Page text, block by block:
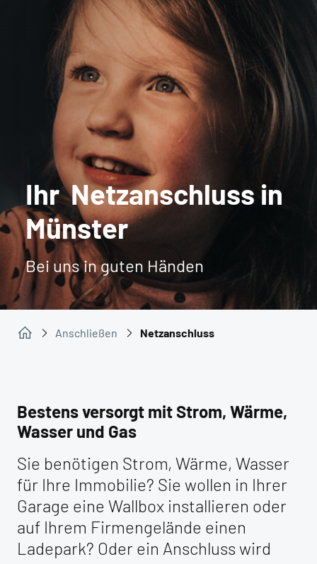
Ihr Netzanschluss in
Münster
Bei uns in guten Händen
Anschließen Netzanschluss
Bestens versorgt mit Strom, Wärme,
Wasser und Gas
Sie benötigen Strom, Wärme, Wasser
für Ihre Immobilie? Sie wollen in Ihrer
Garage eine Wallbox installieren oder
auf Ihrem Firmengelände einen
Ladepark? Oder ein Anschluss wird